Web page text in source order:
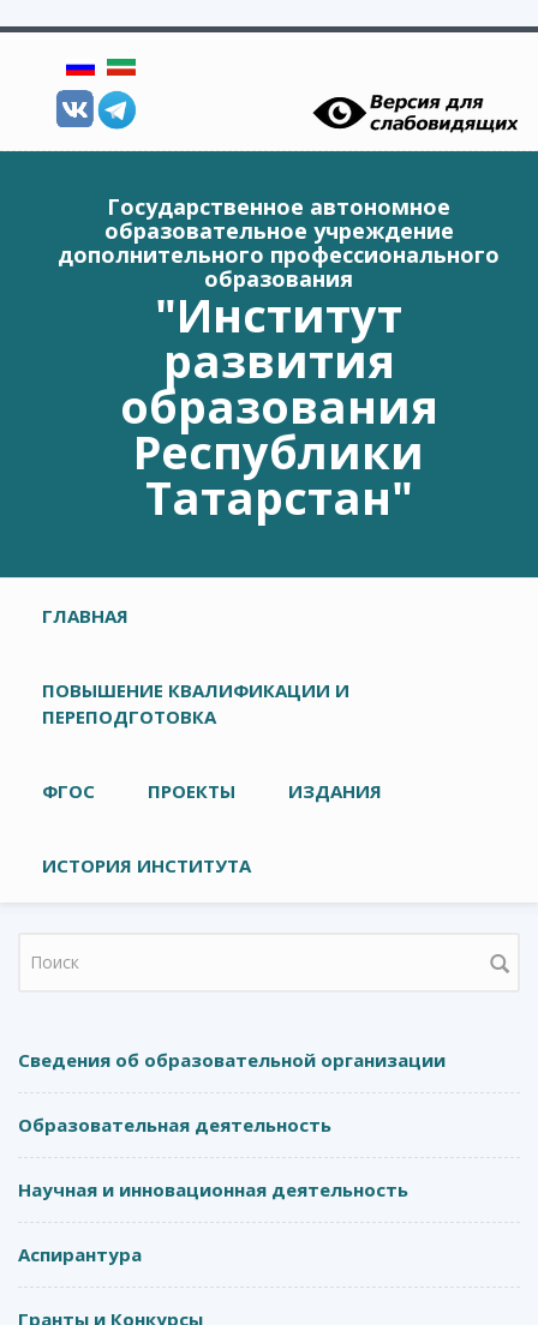
Государственное автономное
образовательное учреждение
дополнительного профессионального
образования
"Институт
развития
образования
Республики
Татарстан"
Главное меню
ГЛАВНАЯ
ПОВЫШЕНИЕ КВАЛИФИКАЦИИ И
ПЕРЕПОДГОТОВКА
ФГОС ПРОЕКТЫ ИЗДАНИЯ
ИСТОРИЯ ИНСТИТУТА
Форма поиска
Сведения об образовательной организации
Образовательная деятельность
Научная и инновационная деятельность
Аспирантура
Гранты и Конкурсы